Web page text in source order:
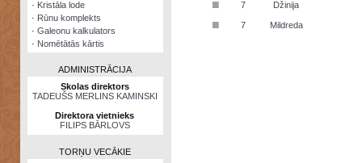
· Kristāla lode
· Rūnu komplekts
·Galeonu kalkulators
· Nomētātās kārtis
ADMINISTRĀCIJA
Skolas direktors
TADEUŠS MERLINS KAMINSKI
Direktora vietnieks
FILIPS BĀRLOVS
TORŅU VECĀKIE
■ 7 Džinija
■ 7 Mildreda